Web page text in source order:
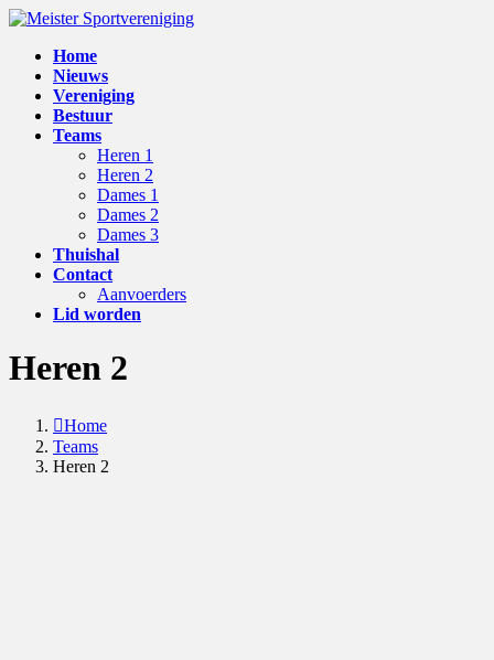
Skip
content
Skip
Navigation
Home
Nieuws
Vereniging
Bestuur
Teams
Heren 1
Heren 2
Dames 1
Dames 2
Dames 3
Thuishal
Contact
Aanvoerders
Lid worden
Heren 2
Home
Teams
Heren 2